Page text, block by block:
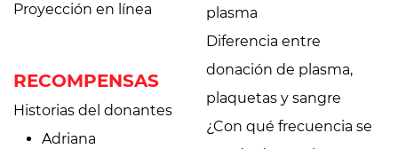
Proyección en línea
RECOMPENSAS
Historias del donantes
Adriana
plasma
Diferencia entre
donación de plasma,
plaquetas y sangre
¿Con qué frecuencia se